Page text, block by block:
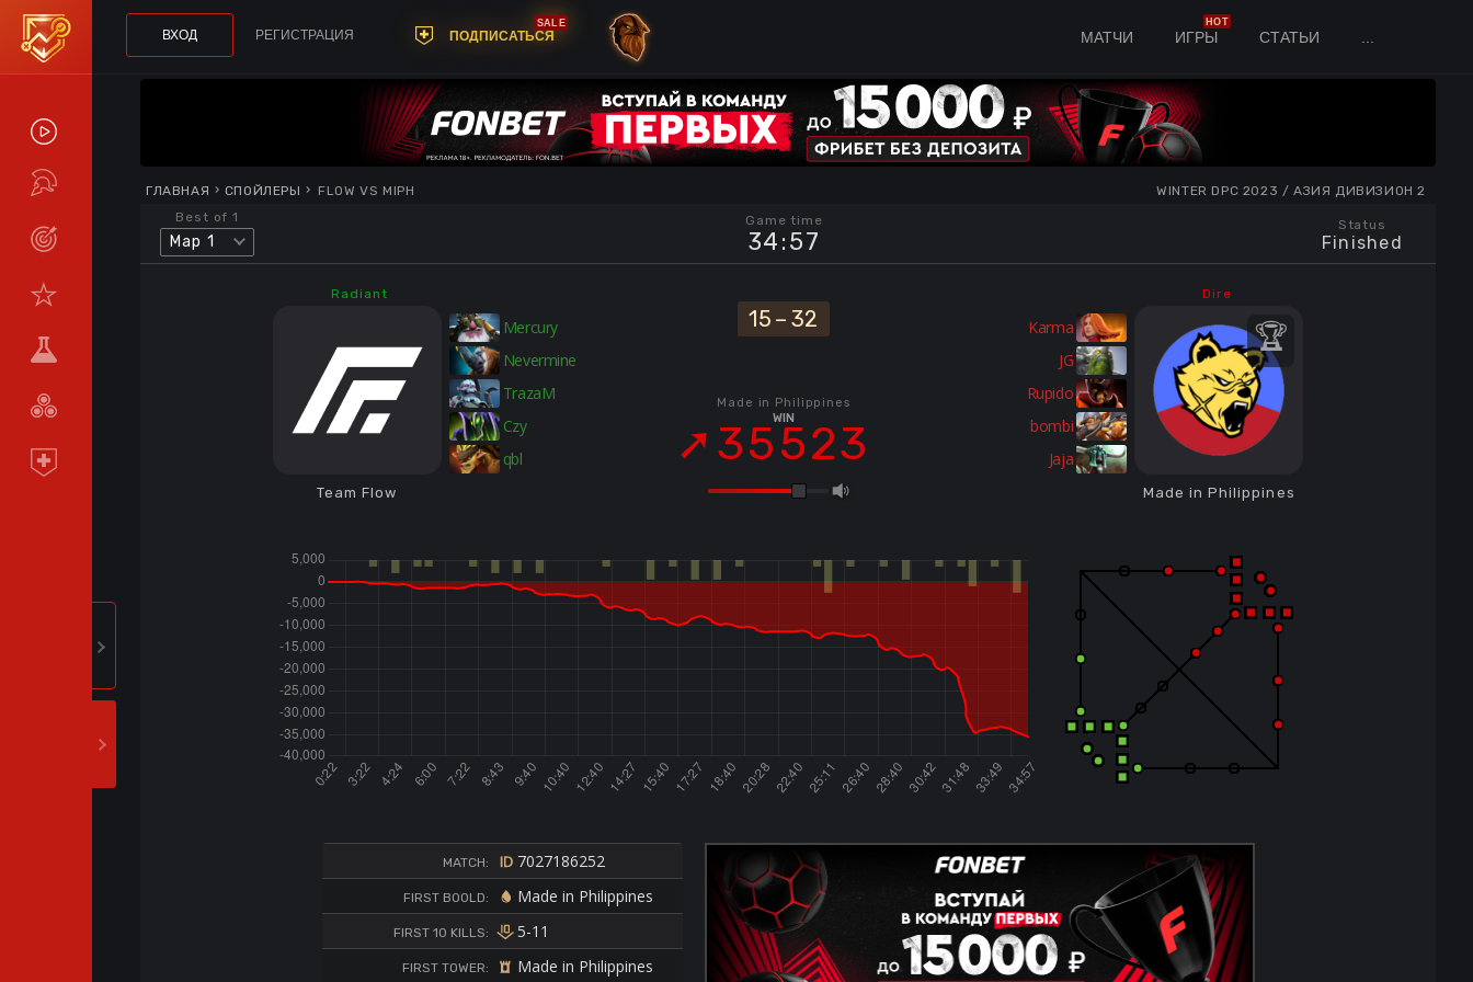
ТУРНИРЫ
LIVE
СРАВНИТЬ
ВХОД РЕГИСТРАЦИЯ ПОДПИСАТЬСЯ
SALE
МАТЧИ ИГРЫ
HOT
СТАТЬИ
ГЛАВНАЯ СПОЙЛЕРЫ FLOW VS MIPH
WINTER DPC 2023 / АЗИЯ ДИВИЗИОН 2
Best of 1
Map 1
Game time
34:57
Status
Finished
Radiant
Team Flow
Mercury
Nevermine
TrazaM
Czy
qbl
15 – 32
Made in Philippines
WIN
35523
Karma
JG
Rupido
bombi
Jaja
Dire
Made in Philippines
MATCH: 7027186252
FIRST BOOLD: Made in Philippines
FIRST 10 KILLS: 5-11
FIRST TOWER: Made in Philippines